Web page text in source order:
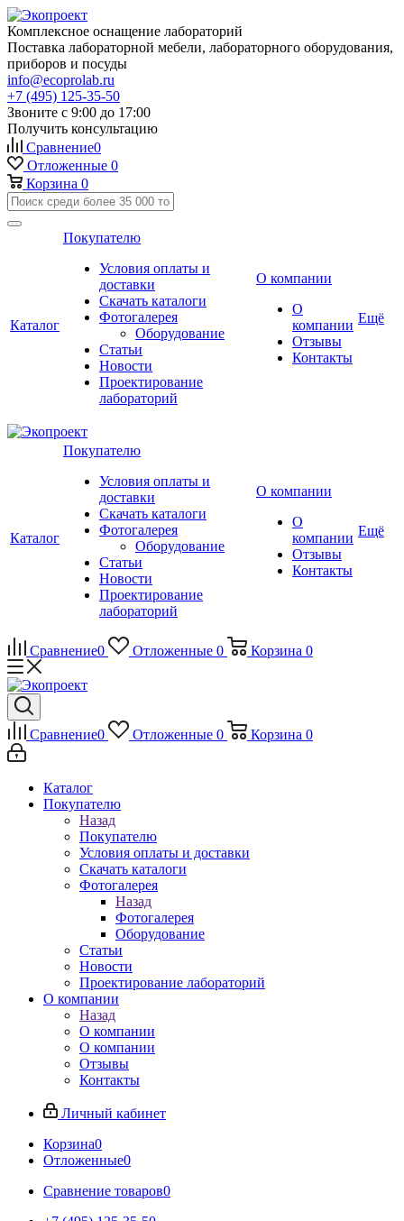
Комплексное оснащение лабораторий
Поставка лабораторной мебели, лабораторного оборудования,
приборов и посуды
info@ecoprolab.ru
+7 (495) 125-35-50
Звоните с 9:00 до 17:00
Получить консультацию
Сравнение0
Отложенные 0
Корзина 0
Каталог
Покупателю
Условия оплаты и
доставки
Скачать каталоги
Фотогалерея
Оборудование
Статьи
Новости
Проектирование
лабораторий
О компании
О
компании
Отзывы
Контакты
Ещё
Каталог
Покупателю
Условия оплаты и
доставки
Скачать каталоги
Фотогалерея
Оборудование
Статьи
Новости
Проектирование
лабораторий
О компании
О
компании
Отзывы
Контакты
Ещё
Сравнение0 Отложенные 0 Корзина 0
Сравнение0 Отложенные 0 Корзина 0
Каталог
Покупателю
Назад
Покупателю
Условия оплаты и доставки
Скачать каталоги
Фотогалерея
Назад
Фотогалерея
Оборудование
Статьи
Новости
Проектирование лабораторий
О компании
Назад
О компании
О компании
Отзывы
Контакты
Личный кабинет
Корзина0
Отложенные0
Сравнение товаров0